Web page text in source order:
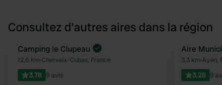
Consultez d'autres aires dans la région
Préféré
Reserve maintenant
Camping le Clupeau
12,6 km•Cherveix-Cubas, France
3.78 9 avis
Aire
3,3 km•Ayen,
3.28 9